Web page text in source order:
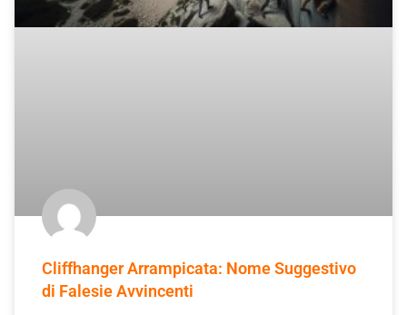
Cliffhanger Arrampicata: Nome Suggestivo
di Falesie Avvincenti